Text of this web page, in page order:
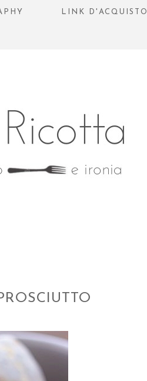
LINK D'ACQUISTO